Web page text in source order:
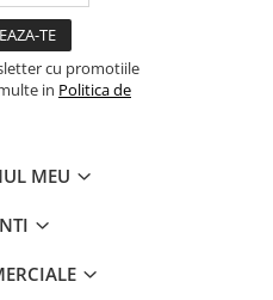
cu promotiile
in Politica de
MEU